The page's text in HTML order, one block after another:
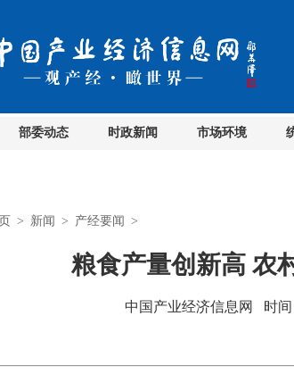
部委动态 时政新闻 市场环境
> 新闻 > 产经要闻 >
粮食产量创新高 农
中国产业经济信息网 时间